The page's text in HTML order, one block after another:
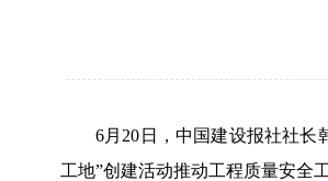
6月20日，中国建设报社社长
工地”创建活动推动工程质量安全